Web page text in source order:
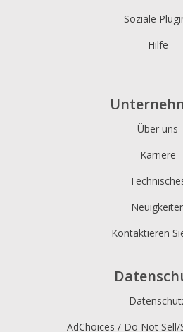
Soziale
Hilfe
Über uns
Karriere
Kontaktieren
AdChoices / Do Not